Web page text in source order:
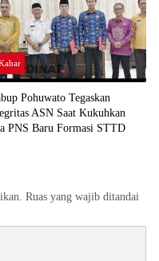
Pohuwato Tegaskan
ASN Saat Kukuhkan
PNS Baru Formasi STTD
Ruas yang wajib ditandai